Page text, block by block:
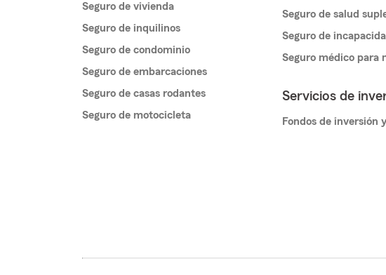
Seguro de vivienda
Seguro de inquilinos
Seguro de condominio
Seguro de embarcaciones
Seguro de casas rodantes
Seguro de motocicleta
Seguro de salud
Seguro de
Seguro médico para
Servicios de
Fondos de inversión